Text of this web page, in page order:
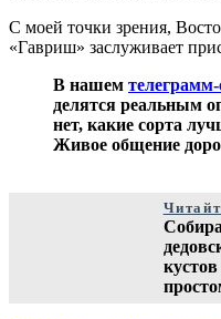
С моей точки зрения,
«Гавриш» заслуживает
В нашем
делятся реальным
нет, какие сорта
Живое общение